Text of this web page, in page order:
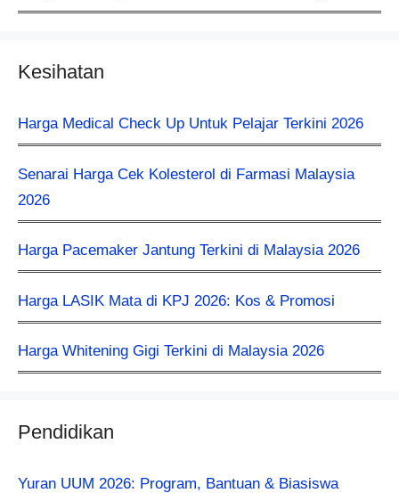
Kesihatan
Harga Medical Check Up Untuk Pelajar Terkini 2026
Senarai Harga Cek Kolesterol di Farmasi Malaysia
2026
Harga Pacemaker Jantung Terkini di Malaysia 2026
Harga LASIK Mata di KPJ 2026: Kos & Promosi
Harga Whitening Gigi Terkini di Malaysia 2026
Pendidikan
Yuran UUM 2026: Program, Bantuan & Biasiswa